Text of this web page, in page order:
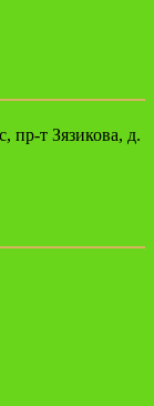
пр-т Зязикова, д.